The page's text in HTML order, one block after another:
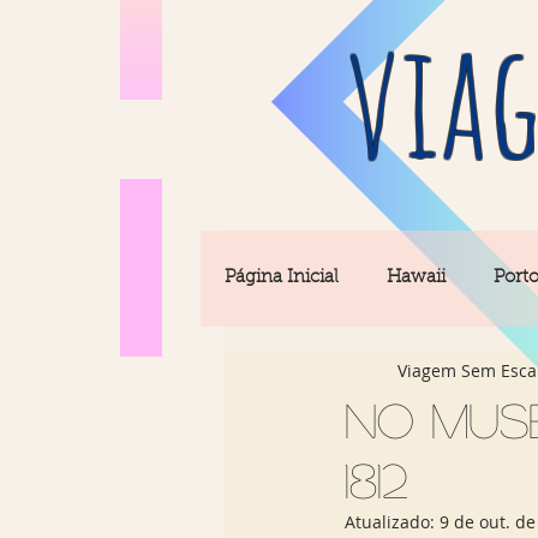
Página Inicial Hawaii Porto
Seul
Rio & São Paulo
No
1812
Viagem Sem
Atualizado: 9 de out.